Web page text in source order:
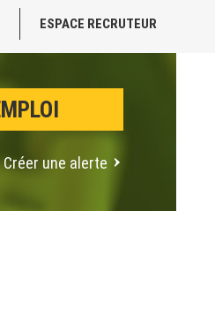
ESPACE RECRUTEUR
Créer une alerte